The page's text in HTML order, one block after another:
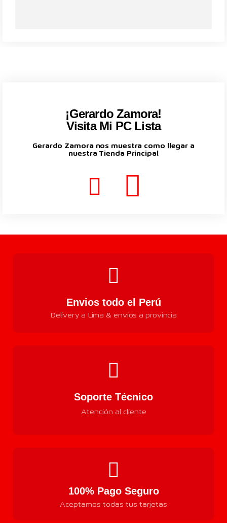
¡Gerardo Zamora!
Visita Mi PC Lista
Gerardo Zamora nos muestra como llegar a
nuestra Tienda Principal
Envios todo el Perú
Delivery a Lima & envios a provincia
Soporte Técnico
Atención al cliente
100% Pago Seguro
Aceptamos todas tus tarjetas